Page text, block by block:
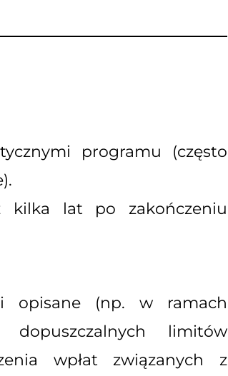
programu (często
kilka lat po zakończeniu
i opisane (np. w ramach
limitów
wpłat związanych z